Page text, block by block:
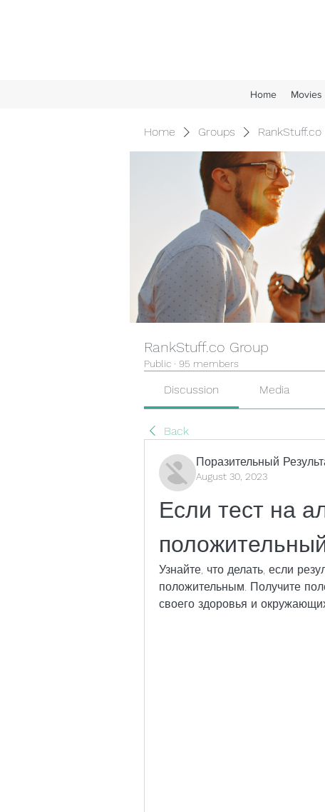
Home Movies
Home Groups
RankStuff.co Group
Public · 95 members
Discussion Media
Back
Поразительный
August 30, 2023
Если тест на
Узнайте, что делать, если
положительным. Получите
своего здоровья и